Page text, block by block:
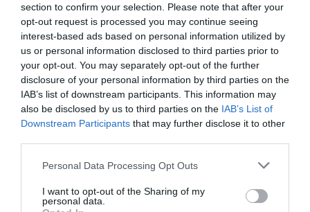
section to confirm your selection. Please note that after your
opt-out request is processed you may continue seeing
interest-based ads based on personal information utilized by
us or personal information disclosed to third parties prior to
your opt-out. You may separately opt-out of the further
disclosure of your personal information by third parties on the
IAB’s list of downstream participants. This information may
also be disclosed by us to third parties on the IAB’s List of
Downstream Participants that may further disclose it to other
Personal Data Processing Opt Outs
I want to opt-out of the Sharing of my
personal data.
Ciencias Físicas, en las cuales se hallaba como pez
en el agua”.
Al estallar la Guerra Civil, las carmelitas descalzas
fueron expulsadas de su convento, las obligaron a
despojarse de los hábitos y las metieron presas en
una casa de Villanueva de la Jara. Al padre Andrés,
antes de asesinarlo, también le detuvieron en otra
cuentan mejor que yo las propias carmelitas
descalzas. Les copio su relato: